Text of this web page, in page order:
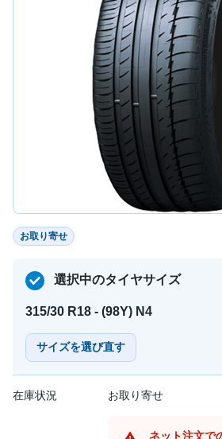
お取り寄せ
選択中のタイヤサイズ
315/30 R18 - (98Y) N4
サイズを選び直す
在庫状況 お取り寄せ
ネット注文で